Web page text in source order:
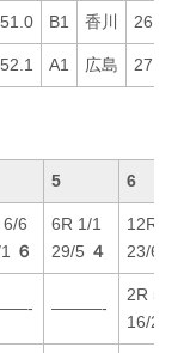
51.0 B1 香川 26
52.1 A1 広島 27
5 6
6
６
6R 1/1
29/5 ４
12R
23/6
———-
2R 5/2
16/2